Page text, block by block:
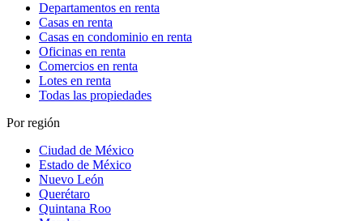
Departamentos en renta
Casas en renta
Casas en condominio en renta
Oficinas en renta
Comercios en renta
Lotes en renta
Todas las propiedades
Por región
Ciudad de México
Estado de México
Nuevo León
Querétaro
Quintana Roo